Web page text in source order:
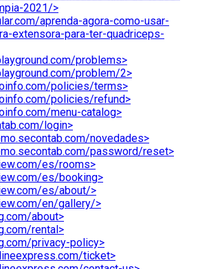
2021/>
aprenda-agora-como-usar-
extensora-para-ter-quadriceps-
problems>
problem/2>
policies/terms>
policies/refund>
menu-catalog>
login>
novedades>
password/reset>
es/rooms>
es/booking>
es/about/>
en/gallery/>
about>
rental>
privacy-policy>
ticket>